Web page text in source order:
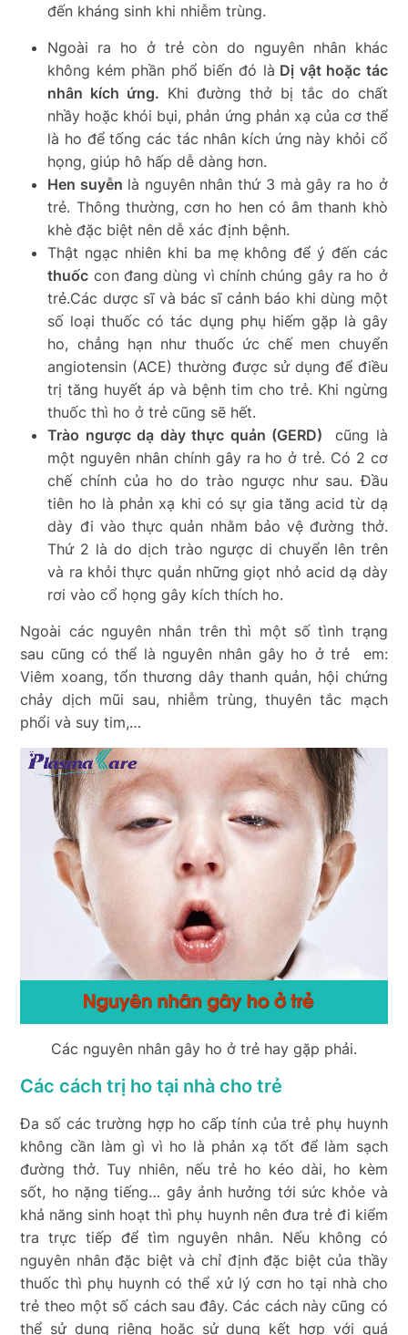
đến kháng sinh khi nhiễm trùng.
Ngoài ra ho ở trẻ còn do nguyên nhân khác
không kém phần phổ biến đó là Dị vật hoặc tác
nhân kích ứng. Khi đường thở bị tắc do chất
nhầy hoặc khói bụi, phản ứng phản xạ của cơ thể
là ho để tống các tác nhân kích ứng này khỏi cổ
họng, giúp hô hấp dễ dàng hơn.
Hen suyễn là nguyên nhân thứ 3 mà gây ra ho ở
trẻ. Thông thường, cơn ho hen có âm thanh khò
khè đặc biệt nên dễ xác định bệnh.
Thật ngạc nhiên khi ba mẹ không để ý đến các
thuốc con đang dùng vì chính chúng gây ra ho ở
trẻ.Các dược sĩ và bác sĩ cảnh báo khi dùng một
số loại thuốc có tác dụng phụ hiếm gặp là gây
ho, chẳng hạn như thuốc ức chế men chuyển
angiotensin (ACE) thường được sử dụng để điều
trị tăng huyết áp và bệnh tim cho trẻ. Khi ngừng
thuốc thì ho ở trẻ cũng sẽ hết.
Trào ngược dạ dày thực quản (GERD)
cũng là
một nguyên nhân chính gây ra ho ở trẻ. Có 2 cơ
chế chính của ho do trào ngược như sau. Đầu
tiên ho là phản xạ khi có sự gia tăng acid từ dạ
dày đi vào thực quản nhằm bảo vệ đường thở.
Thứ 2 là do dịch trào ngược di chuyển lên trên
và ra khỏi thực quản những giọt nhỏ acid dạ dày
rơi vào cổ họng gây kích thích ho.
Ngoài các nguyên nhân trên thì một số tình trạng
sau cũng có thể là nguyên nhân gây ho ở trẻ em:
Viêm xoang, tổn thương dây thanh quản, hội chứng
chảy dịch mũi sau, nhiễm trùng, thuyên tắc mạch
phổi và suy tim,…
Các nguyên nhân gây ho ở trẻ hay gặp phải.
Các cách trị ho tại nhà cho trẻ
Đa số các trường hợp ho cấp tính của trẻ phụ huynh
không cần làm gì vì ho là phản xạ tốt để làm sạch
đường thở. Tuy nhiên, nếu trẻ ho kéo dài, ho kèm
sốt, ho nặng tiếng… gây ảnh hưởng tới sức khỏe và
khả năng sinh hoạt thì phụ huynh nên đưa trẻ đi kiểm
tra trực tiếp để tìm nguyên nhân. Nếu không có
nguyên nhân đặc biệt và chỉ định đặc biệt của thầy
thuốc thì phụ huynh có thể xử lý cơn ho tại nhà cho
trẻ theo một số cách sau đây. Các cách này cũng có
thể sử dụng riêng hoặc sử dụng kết hợp với quá